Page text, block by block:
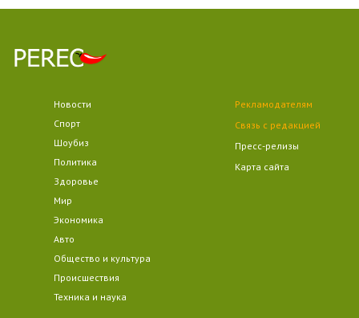
Новости
Спорт
Шоубиз
Политика
Здоровье
Мир
Экономика
Авто
Общество и культура
Происшествия
Техника и наука
Рекламодателям
Связь с редакцией
Пресс-релизы
Карта сайта